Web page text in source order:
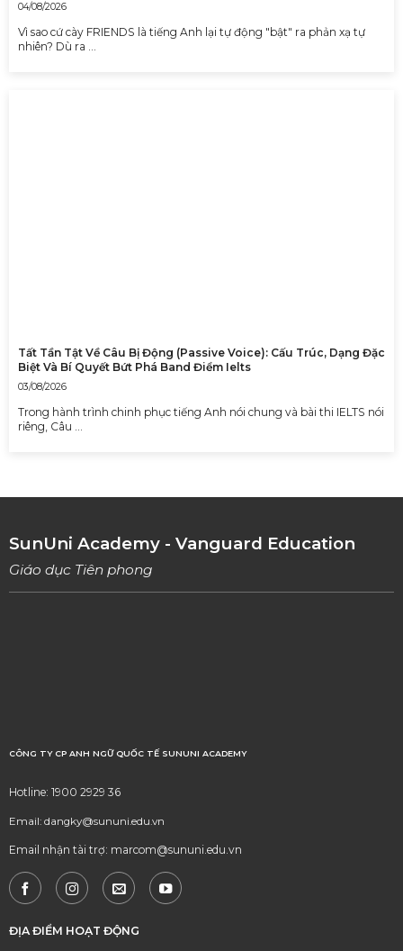
04/08/2026
Vì sao cứ cày FRIENDS là tiếng Anh lại tự động "bật" ra phản xạ tự
nhiên? Dù ra …
Tất Tần Tật Về Câu Bị Động (Passive Voice): Cấu Trúc, Dạng Đặc
Biệt Và Bí Quyết Bứt Phá Band Điểm Ielts
03/08/2026
Trong hành trình chinh phục tiếng Anh nói chung và bài thi IELTS nói
riêng, Câu …
SunUni Academy - Vanguard Education
Giáo dục Tiên phong
CÔNG TY CP ANH NGỮ QUỐC TẾ SUNUNI ACADEMY
Hotline: 1900 2929 36
Email: dangky@sununi.edu.vn
Email nhận tài trợ: marcom@sununi.edu.vn
ĐỊA ĐIỂM HOẠT ĐỘNG